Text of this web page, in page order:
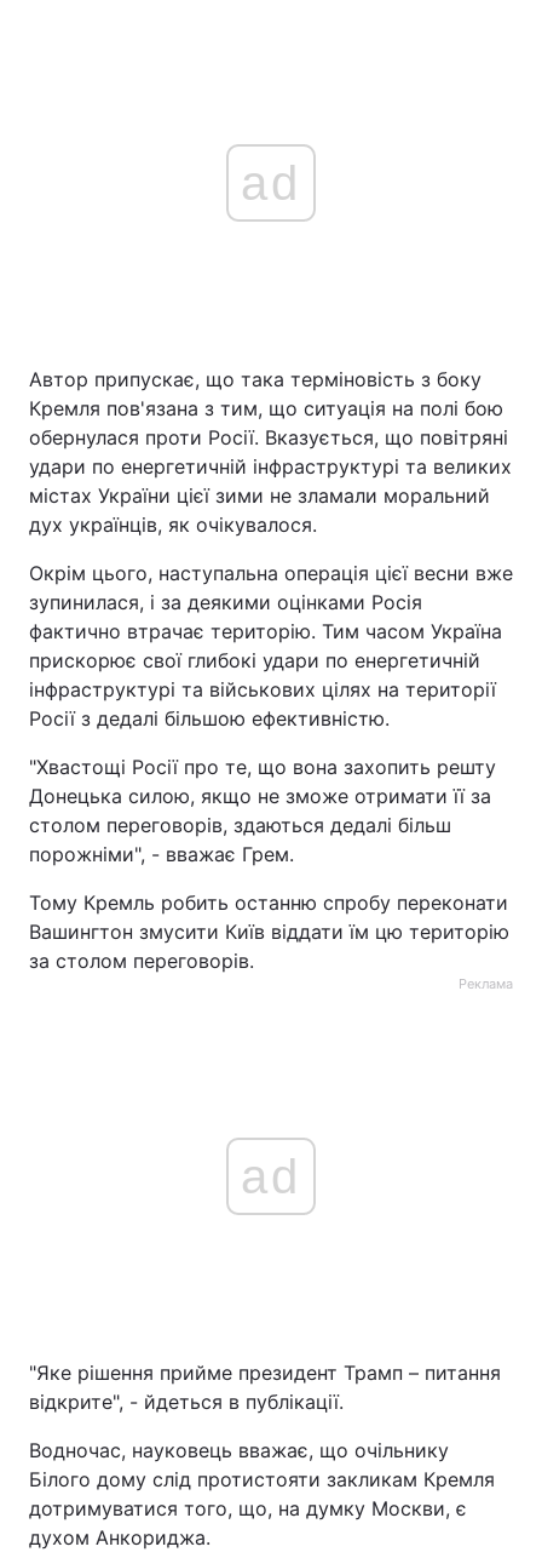
ad
Автор припускає, що така терміновість з боку
Кремля пов'язана з тим, що ситуація на полі бою
обернулася проти Росії. Вказується, що повітряні
удари по енергетичній інфраструктурі та великих
містах України цієї зими не зламали моральний
дух українців, як очікувалося.
Окрім цього, наступальна операція цієї весни вже
зупинилася, і за деякими оцінками Росія
фактично втрачає територію. Тим часом Україна
прискорює свої глибокі удари по енергетичній
інфраструктурі та військових цілях на території
Росії з дедалі більшою ефективністю.
"Хвастощі Росії про те, що вона захопить решту
Донецька силою, якщо не зможе отримати її за
столом переговорів, здаються дедалі більш
порожніми", - вважає Грем.
Тому Кремль робить останню спробу переконати
Вашингтон змусити Київ віддати їм цю територію
за столом переговорів.
Реклама
ad
"Яке рішення прийме президент Трамп – питання
відкрите", - йдеться в публікації.
Водночас, науковець вважає, що очільнику
Білого дому слід протистояти закликам Кремля
дотримуватися того, що, на думку Москви, є
духом Анкориджа.